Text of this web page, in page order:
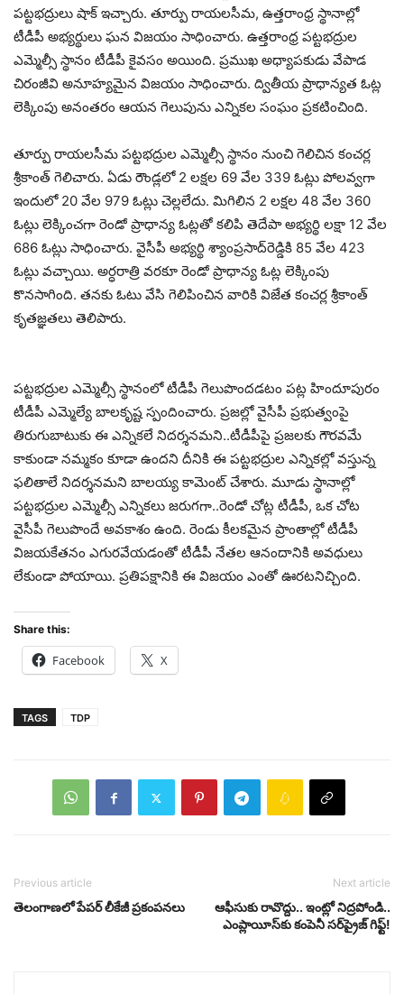
ప‌ట్ట‌భ‌ద్రులు షాక్ ఇచ్చారు. తూర్పు రాయలసీమ, ఉత్తరాంధ్ర స్థానాల్లో
టీడీపీ అభ్యర్థులు ఘన విజయం సాధించారు. ఉత్తరాంధ్ర పట్టభద్రుల
ఎమ్మెల్సీ స్థానం టీడీపీ కైవసం అయింది. ప్రముఖ అధ్యాపకుడు వేపాడ
చిరంజీవి అనూహ్యమైన విజయం సాధించారు. ద్వితీయ ప్రాధాన్యత ఓట్ల
లెక్కింపు అనంతరం ఆయన గెలుపును ఎన్నికల సంఘం ప్రకటించింది.
తూర్పు రాయలసీమ పట్టభద్రుల ఎమ్మెల్సీ స్థానం నుంచి గెలిచిన కంచర్ల
శ్రీకాంత్ గెలిచారు. ఏడు రౌండ్లలో 2 లక్షల 69 వేల 339 ఓట్లు పోలవ్వగా
ఇందులో 20 వేల 979 ఓట్లు చెల్లలేదు. మిగిలిన 2 లక్షల 48 వేల 360
ఓట్లు లెక్కించగా రెండో ప్రాధాన్య ఓట్లతో కలిపి తెదేపా అభ్యర్థి లక్షా 12 వేల
686 ఓట్లు సాధించారు. వైసీపీ అభ్యర్థి శ్యాంప్రసాద్‌రెడ్డికి 85 వేల 423
ఓట్లు వచ్చాయి. అర్ధరాత్రి వరకూ రెండో ప్రాధాన్య ఓట్ల లెక్కింపు
కొనసాగింది. తనకు ఓటు వేసి గెలిపించిన వారికి విజేత కంచర్ల శ్రీకాంత్
కృతజ్ఞతలు తెలిపారు.
పట్టభద్రుల ఎమ్మెల్సీ స్థానంలో టీడీపీ గెలుపొంద‌డ‌టం ప‌ట్ల‌ హిందూపురం
టీడీపీ ఎమ్మెల్యే బాలకృష్ట స్పందించారు. ప్రజల్లో వైసీపీ ప్రభుత్వంపై
తిరుగుబాటుకు ఈ ఎన్నికలే నిదర్శనమ‌ని..టీడీపీపై ప్రజలకు గౌరవమే
కాకుండా నమ్మకం కూడా ఉందని దీనికి ఈ పట్టభద్రుల ఎన్నికల్లో వస్తున్న
ఫలితాలే నిదర్శనమ‌ని బాల‌య్య కామెంట్ చేశారు. మూడు స్థానాల్లో
ప‌ట్ట‌భ‌ద్రుల ఎమ్మెల్సీ ఎన్నిక‌లు జ‌రుగ‌గా..రెండో చోట్ల టీడీపీ, ఒక చోట
వైసీపీ గెలుపొందే అవ‌కాశం ఉంది. రెండు కీల‌క‌మైన ప్రాంతాల్లో టీడీపీ
విజ‌య‌కేత‌నం ఎగుర‌వేయ‌డంతో టీడీపీ నేత‌ల ఆనందానికి అవ‌ధులు
లేకుండా పోయాయి. ప్ర‌తిప‌క్షానికి ఈ విజ‌యం ఎంతో ఊర‌ట‌నిచ్చింది.
Share this:
Facebook X
TAGS TDP
Previous article
తెలంగాణ‌లో పేపర్‌ లీకేజీ ప్ర‌కంప‌న‌లు
Next article
ఆఫీసుకు రావొద్దు.. ఇంట్లో నిద్రపోండి..
ఎంప్లాయీస్‌కు కంపెనీ సర్‌‌ప్రైజ్ గిఫ్ట్!